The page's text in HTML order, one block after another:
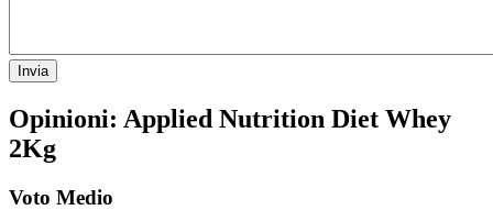
Invia
Opinioni: Applied Nutrition Diet Whey
2Kg
Voto Medio